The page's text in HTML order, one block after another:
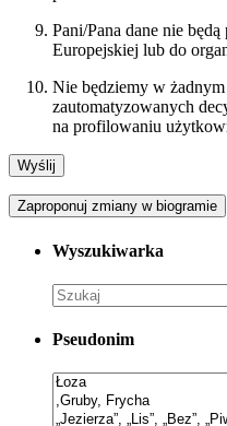
Pani/Pana dane nie
Europejskiej lub do
Nie będziemy w
zautomatyzowanych
na profilowaniu
Zaproponuj zmiany w biogramie
Wyszukiwarka
Pseudonim